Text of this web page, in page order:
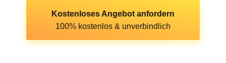
Kostenloses Angebot anfordern
100% kostenlos & unverbindlich